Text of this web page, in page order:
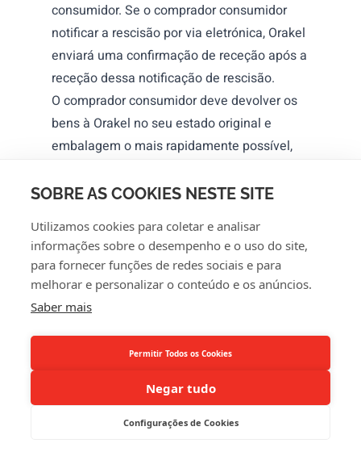
SOBRE AS COOKIES NESTE SITE
Utilizamos cookies para coletar e analisar
informações sobre o desempenho e o uso do site,
para fornecer funções de redes sociais e para
melhorar e personalizar o conteúdo e os anúncios.
Saber mais
Permitir Todos os Cookies
Negar tudo
Configurações de Cookies
consumidor. Se o comprador consumidor
notificar a rescisão por via eletrónica, Orakel
enviará uma confirmação de receção após a
receção dessa notificação de rescisão.
O comprador consumidor deve devolver os
bens à Orakel no seu estado original e
embalagem o mais rapidamente possível,
notificar a Orakel da sua decisão de rescindir
disposições anteriores. Salvo indicação em
contrário, o comprador consumidor deverá
suportar os custos diretos da devolução dos
bens.
recebidos do Comprador Particular,
sem atrasos indevidos e, em qualquer caso,
no prazo de catorze (14) dias a contar do dia